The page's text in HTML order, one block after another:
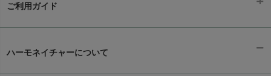
ご利用ガイド
ハーモネイチャーについて